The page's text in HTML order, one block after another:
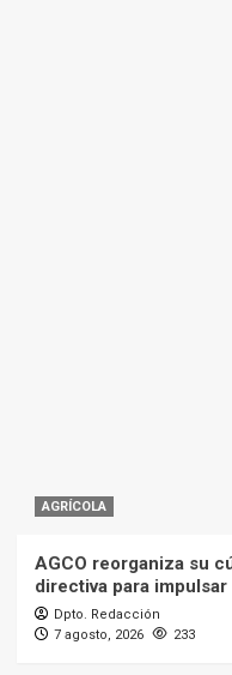
AGRÍCOLA
AGCO reorganiza su
directiva para impulsar
Dpto. Redacción
7 agosto, 2026
233